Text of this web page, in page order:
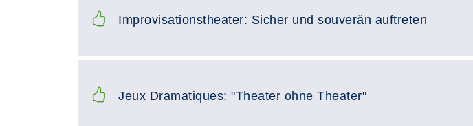
Improvisationstheater: Sicher und souverän auftreten
Jeux Dramatiques: "Theater ohne Theater"